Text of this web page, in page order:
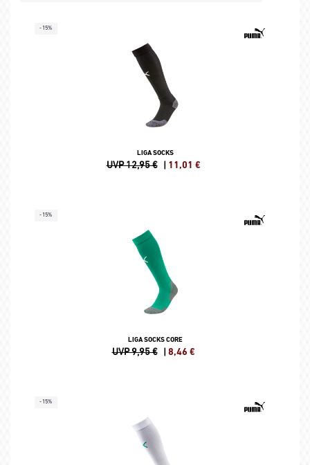
-15%
LIGA SOCKS
UVP 12,95 € | 11,01 €
-15%
LIGA SOCKS CORE
UVP 9,95 € | 8,46 €
-15%